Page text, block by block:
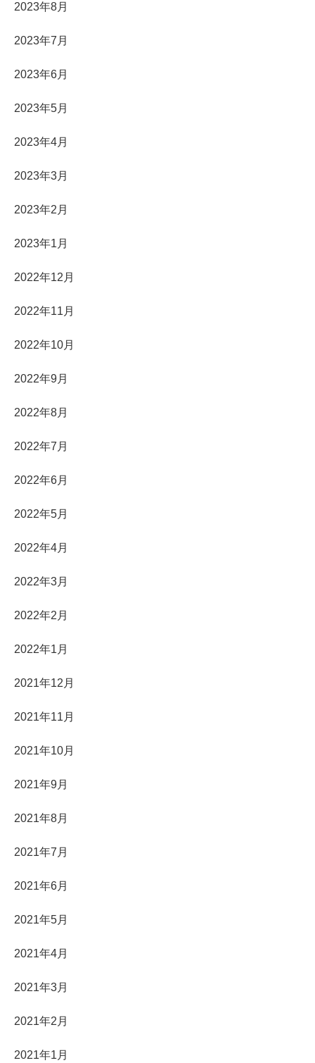
2023年8月
2023年7月
2023年6月
2023年5月
2023年4月
2023年3月
2023年2月
2023年1月
2022年12月
2022年11月
2022年10月
2022年9月
2022年8月
2022年7月
2022年6月
2022年5月
2022年4月
2022年3月
2022年2月
2022年1月
2021年12月
2021年11月
2021年10月
2021年9月
2021年8月
2021年7月
2021年6月
2021年5月
2021年4月
2021年3月
2021年2月
2021年1月